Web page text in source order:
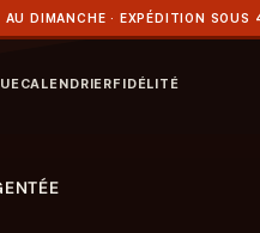
AU DIMANCHE · EXPÉDITION SOUS
CALENDRIERFIDÉLITÉ